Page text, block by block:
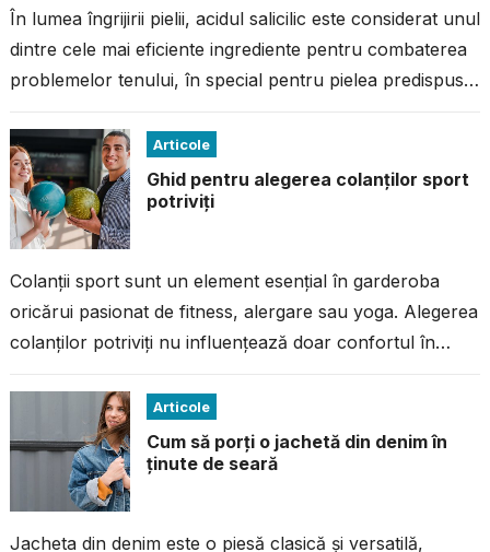
În lumea îngrijirii pielii, acidul salicilic este considerat unul
dintre cele mai eficiente ingrediente pentru combaterea
problemelor tenului, în special pentru pielea predispusă
Articole
Ghid pentru alegerea colanților sport
potriviți
Colanții sport sunt un element esențial în garderoba
oricărui pasionat de fitness, alergare sau yoga. Alegerea
colanților potriviți nu influențează doar confortul în
Articole
Cum să porți o jachetă din denim în
ținute de seară
Jacheta din denim este o piesă clasică și versatilă,